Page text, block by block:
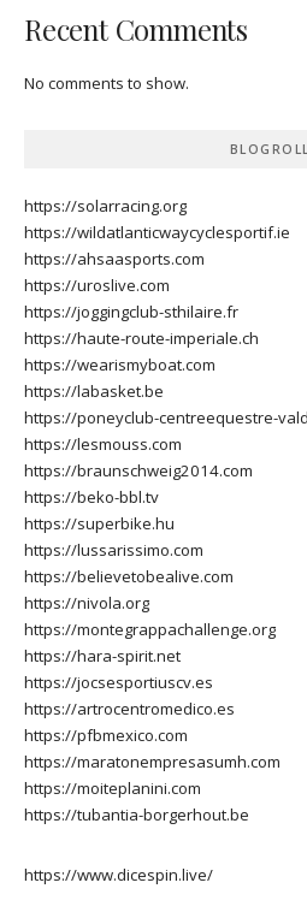
Recent Comments
No comments to show.
BLOGROLL
https://solarracing.org
https://wildatlanticwaycyclesportif.ie
https://ahsaasports.com
https://uroslive.com
https://joggingclub-sthilaire.fr
https://haute-route-imperiale.ch
https://wearismyboat.com
https://labasket.be
https://poneyclub-centreequestre-
https://lesmouss.com
https://braunschweig2014.com
https://beko-bbl.tv
https://superbike.hu
https://lussarissimo.com
https://believetobealive.com
https://nivola.org
https://montegrappachallenge.org
https://hara-spirit.net
https://jocsesportiuscv.es
https://artrocentromedico.es
https://pfbmexico.com
https://maratonempresasumh.com
https://moiteplanini.com
https://tubantia-borgerhout.be
https://www.dicespin.live/